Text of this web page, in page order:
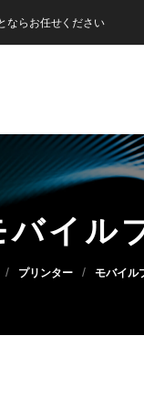
ならお任せください
イル
/ プリンター / モバイル